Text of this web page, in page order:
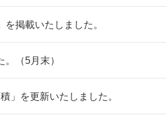
を掲載いたしました。
。（5月末）
」を更新いたしました。